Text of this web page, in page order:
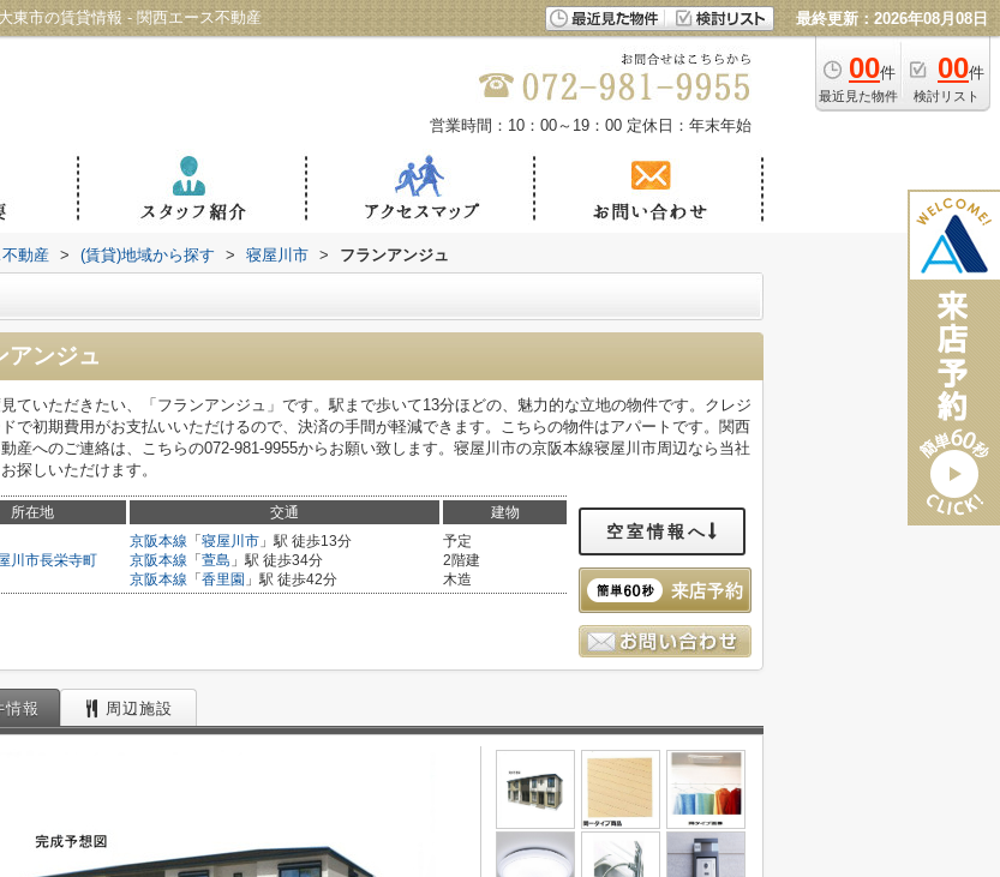
東市の賃貸情報 - 関西エース不動産 最終更新：2026年08月08日
00件
最近見た物件
00件
検討リスト
営業時間：10：00～19：00 定休日：年末年始
動産 > (賃貸)地域から探す > 寝屋川市 > フランアンジュ
アンジュ
ていただきたい、「フランアンジュ」です。駅まで歩いて13分ほどの、魅力的な立地の物件です。クレジ
で初期費用がお支払いいただけるので、決済の手間が軽減できます。こちらの物件はアパートです。関西
産へのご連絡は、こちらの072-981-9955からお願い致します。寝屋川市の京阪本線寝屋川市周辺なら当社
探しいただけます。
所在地 交通 建物
川市長栄寺町
京阪本線 「 寝屋川市 」駅 徒歩13分
京阪本線 「 萱島 」駅 徒歩34分
京阪本線 「 香里園 」駅 徒歩42分
予定
2階建
木造
空室情報へ
情報 周辺施設